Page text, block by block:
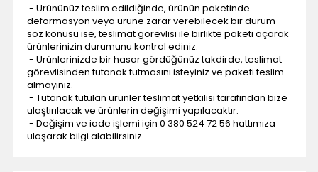
- Ürününüz teslim edildiğinde, ürünün paketinde
deformasyon veya ürüne zarar verebilecek bir durum
söz konusu ise, teslimat görevlisi ile birlikte paketi açarak
ürünlerinizin durumunu kontrol ediniz.
- Ürünlerinizde bir hasar gördüğünüz takdirde, teslimat
görevlisinden tutanak tutmasını isteyiniz ve paketi teslim
almayınız.
- Tutanak tutulan ürünler teslimat yetkilisi tarafından bize
ulaştırılacak ve ürünlerin değişimi yapılacaktır.
- Değişim ve iade işlemi için 0 380 524 72 56 hattımıza
ulaşarak bilgi alabilirsiniz.